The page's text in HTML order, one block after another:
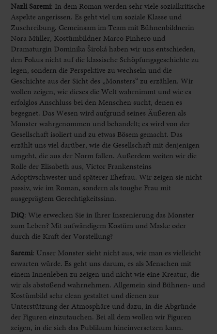
Nazli Saremi: In dem Romanwerden sehr viele sozialkritische
Aspekte angerissen. Es geht viel um soziale Klasse und
Zuschreibung. Gemeinsam im Team mit Bühnenbildnerin
NoraMüller, Kostümbildner Marco Pinhero und
Dramaturgin Dominika Širokáhaben wir uns entschieden,
den Fokus nicht auf die klassische Schöpfungsgeschichte zu
legen, sondern die Perspektive zu wechseln und die
Geschichte aus der Sicht des „Monsters“ zu erzählen. Wir
wollen zeigen,wie dieses die Welt wahrnimmt und wie es
erfolglos Anschlussbei den Menschen sucht, denen es
begegnet. Das Wesen wird aufgrund seines Äußeren als
Monster wahrgenommen und behandelt; es wirdvon der
Gesellschaft isoliert und zu etwas Bösem gemacht. Das
erzählt uns viel darüber, wie die Gesellschaft mit denjenigen
umgeht, die aus der Norm fallen. Außerdem weiten wir die
Rolle der Elisabeth aus, Victor Frankensteins
Adoptivschwester und späterer Ehefrau.Wir zeigen sie nicht
passiv, wie im Roman, sondern alstoughe Frau mit
ausgeprägtem Gerechtigkeitssinn.
DiQ: Wie erwecken Sie in Ihrer Inszenierung das Monster
zum Leben? Mit aufwändigem Kostüm und Maske oder
durch die Kraft der Vorstellung?
Saremi: Unser Monster sieht nicht aus, wie man es vielleicht
erwarten würde. Es geht uns darum, es als Menschen mit
einem Innenleben zu zeigen und nicht wie eine Kreatur, die
wir als abstoßend wahrnehmen. Allgemein sind Bühnen- und
Kostümbild sehr clean gestaltet und dienen zur
Unterstützung der Atmosphäre und dazu, in die Abgründe
der Figuren einzutauchen. Bei all dem wollen wir Figuren
zeigen, in die sich das Publikum hineinversetzen kann.